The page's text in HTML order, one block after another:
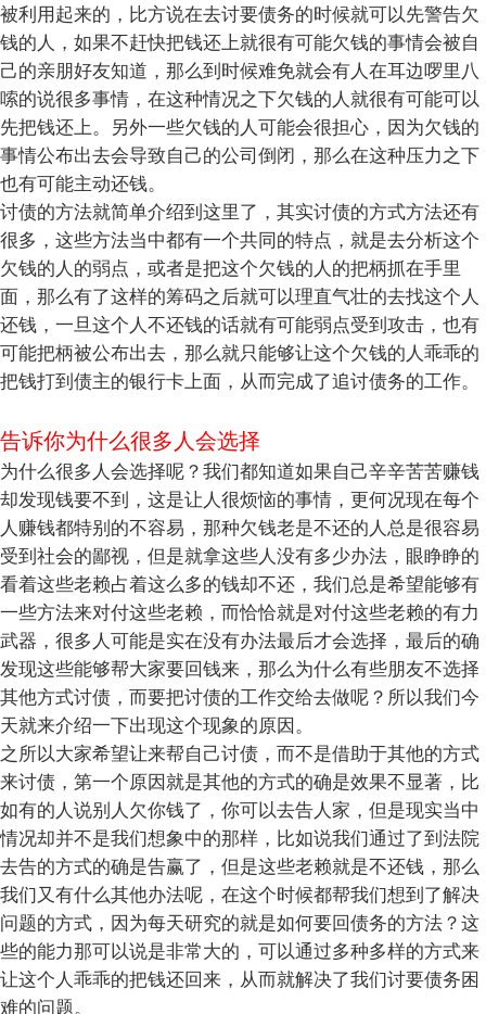
被利用起来的，比方说在去讨要债务的时候就可以先警告欠
钱的人，如果不赶快把钱还上就很有可能欠钱的事情会被自
己的亲朋好友知道，那么到时候难免就会有人在耳边啰里八
嗦的说很多事情，在这种情况之下欠钱的人就很有可能可以
先把钱还上。另外一些欠钱的人可能会很担心，因为欠钱的
事情公布出去会导致自己的公司倒闭，那么在这种压力之下
也有可能主动还钱。
讨债的方法就简单介绍到这里了，其实讨债的方式方法还有
很多，这些方法当中都有一个共同的特点，就是去分析这个
欠钱的人的弱点，或者是把这个欠钱的人的把柄抓在手里
面，那么有了这样的筹码之后就可以理直气壮的去找这个人
还钱，一旦这个人不还钱的话就有可能弱点受到攻击，也有
可能把柄被公布出去，那么就只能够让这个欠钱的人乖乖的
把钱打到债主的银行卡上面，从而完成了追讨债务的工作。
告诉你为什么很多人会选择
为什么很多人会选择呢？我们都知道如果自己辛辛苦苦赚钱
却发现钱要不到，这是让人很烦恼的事情，更何况现在每个
人赚钱都特别的不容易，那种欠钱老是不还的人总是很容易
受到社会的鄙视，但是就拿这些人没有多少办法，眼睁睁的
看着这些老赖占着这么多的钱却不还，我们总是希望能够有
一些方法来对付这些老赖，而恰恰就是对付这些老赖的有力
武器，很多人可能是实在没有办法最后才会选择，最后的确
发现这些能够帮大家要回钱来，那么为什么有些朋友不选择
其他方式讨债，而要把讨债的工作交给去做呢？所以我们今
天就来介绍一下出现这个现象的原因。
之所以大家希望让来帮自己讨债，而不是借助于其他的方式
来讨债，第一个原因就是其他的方式的确是效果不显著，比
如有的人说别人欠你钱了，你可以去告人家，但是现实当中
情况却并不是我们想象中的那样，比如说我们通过了到法院
去告的方式的确是告赢了，但是这些老赖就是不还钱，那么
我们又有什么其他办法呢，在这个时候都帮我们想到了解决
问题的方式，因为每天研究的就是如何要回债务的方法？这
些的能力那可以说是非常大的，可以通过多种多样的方式来
让这个人乖乖的把钱还回来，从而就解决了我们讨要债务困
难的问题。